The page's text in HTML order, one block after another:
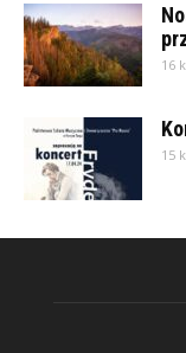
16
15